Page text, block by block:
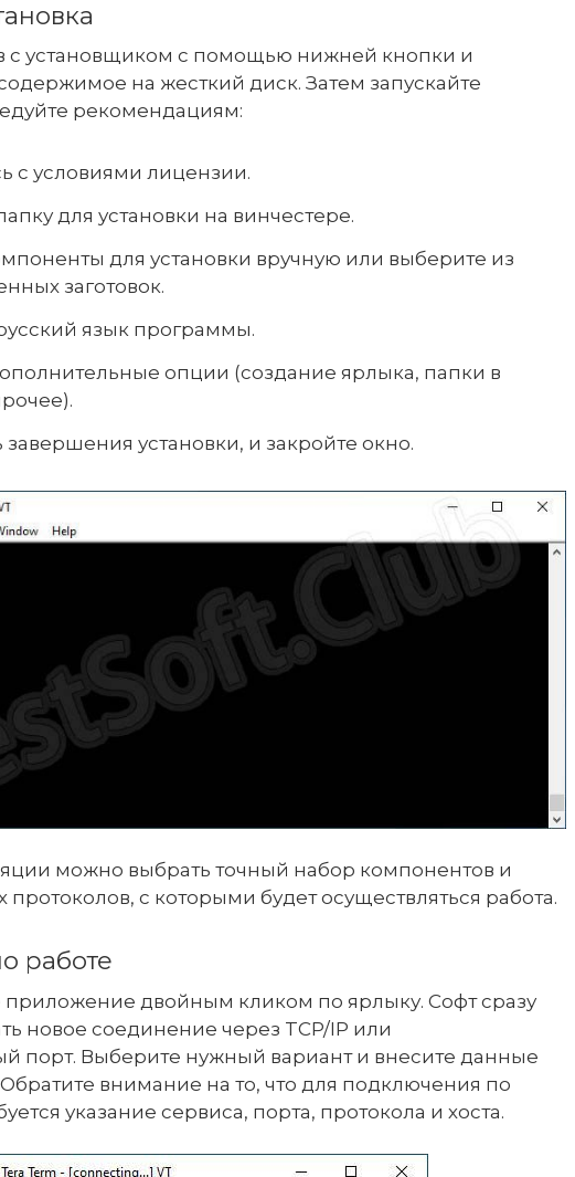
с установщиком с помощью нижней кнопки и
на жесткий диск. Затем запускайте
рекомендациям:
с условиями лицензии.
для установки на винчестере.
для установки вручную или выберите из
заготовок.
язык программы.
опции (создание ярлыка, папки в
установки, и закройте окно.
можно выбрать точный набор компонентов и
с которыми будет осуществляться работа.
работе
приложение двойным кликом по ярлыку. Софт сразу
новое соединение через TCP/IP или
порт. Выберите нужный вариант и внесите данные
внимание на то, что для подключения по
указание сервиса, порта, протокола и хоста.